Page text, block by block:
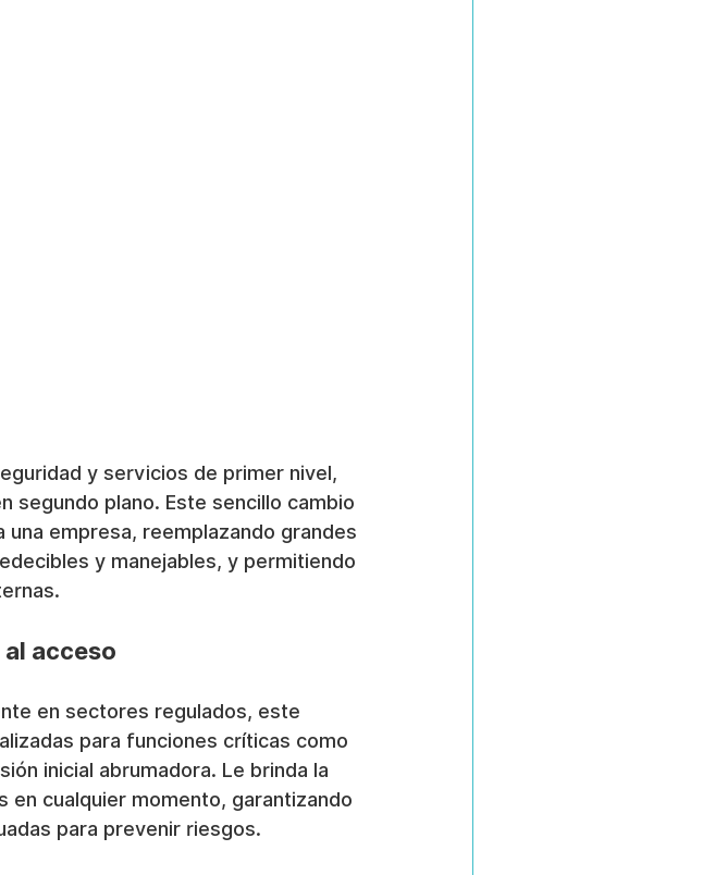
y servicios de primer nivel,
segundo plano. Este sencillo cambio
empresa, reemplazando grandes
y manejables, y permitiendo
acceso
en sectores regulados, este
para funciones críticas como
inicial abrumadora. Le brinda la
en cualquier momento, garantizando
para prevenir riesgos.